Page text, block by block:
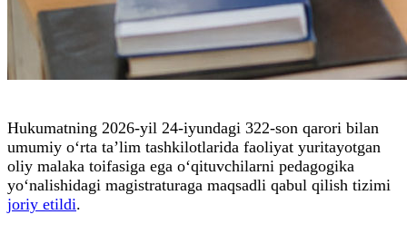
Hukumatning 2026-yil 24-iyundagi 322-son qarori bilan
umumiy o‘rta taʼlim tashkilotlarida faoliyat yuritayotgan
oliy malaka toifasiga ega o‘qituvchilarni pedagogika
yo‘nalishidagi magistraturaga maqsadli qabul qilish tizimi
joriy etildi.